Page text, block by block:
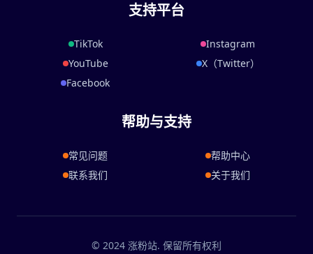
支持平台
TikTok
Instagram
YouTube
X（Twitter）
Facebook
帮助与支持
常见问题
帮助中心
联系我们
关于我们
© 2024 涨粉站. 保留所有权利